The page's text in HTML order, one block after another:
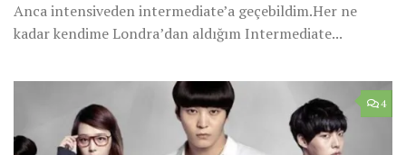
Anca intensiveden intermediate’a geçebildim.Her ne
kadar kendime Londra’dan aldığım Intermediate...
4